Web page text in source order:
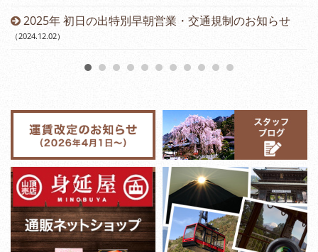
2025年 初日の出特別早朝営業・交通規制のお知らせ
（2024.12.02）